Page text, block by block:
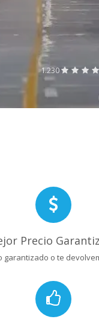
1.230
Precio
garantizado o te